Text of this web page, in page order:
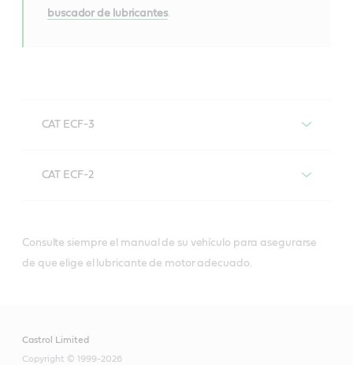
buscador de lubricantes.
CAT ECF-3
CAT ECF-2
especificación CAT ECF-2
Consulte siempre el manual de su vehículo para asegurarse
de que elige el lubricante de motor adecuado.
Castrol Limited
Copyright © 1999-2026